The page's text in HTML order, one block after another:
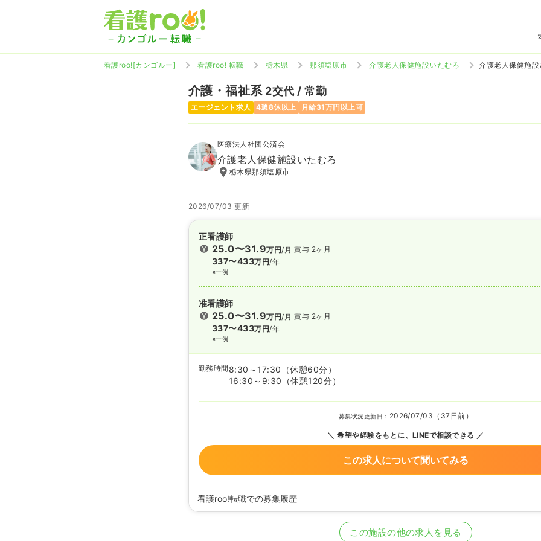
看護roo![カンゴルー] 看護roo! 転職 栃木県 那須塩原市 介護老人保健施設いたむろ 介護老人保健施
介護・福祉系 2交代 / 常勤
エージェント求人 4週8休以上 月給31万円以上可
医療法人社団公済会
介護老人保健施設いたむろ
栃木県那須塩原市
2026/07/03 更新
正看護師
25.0〜31.9万円/月
337〜433万円/年
※一例
賞与 2ヶ月
准看護師
25.0〜31.9万円/月
337〜433万円/年
※一例
賞与 2ヶ月
勤務時間 8:30～17:30
（休憩60分）
16:30～9:30
（休憩120分）
募集状況更新日： 2026/07/03（37日前）
希望や経験をもとに、LINEで相談できる
この求人について聞いてみる
看護roo!転職での募集履歴
この施設の他の求人を見る